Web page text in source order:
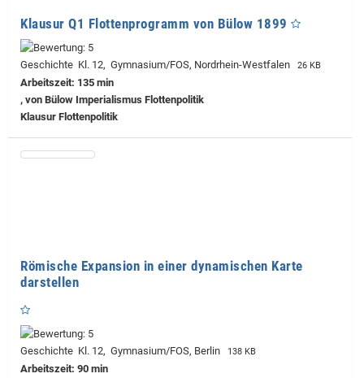
Klausur Q1 Flottenprogramm von Bülow 1899
Geschichte Kl. 12, Gymnasium/FOS, Nordrhein-Westfalen 26 KB
Arbeitszeit: 135 min
, von Bülow Imperialismus Flottenpolitik
Klausur Flottenpolitik
Römische Expansion in einer dynamischen Karte
darstellen
Geschichte Kl. 12, Gymnasium/FOS, Berlin 138 KB
Arbeitszeit: 90 min